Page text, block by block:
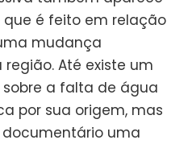
é feito em relação
mudança
Até existe um
a falta de água
por sua origem, mas
uma